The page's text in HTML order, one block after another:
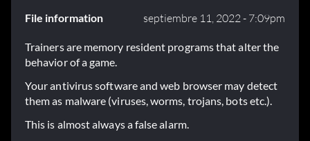
File information septiembre 11, 2022 - 7:09pm
Trainers are memory resident programs that alter the
behavior of a game.
Your antivirus software and web browser may detect
them as malware (viruses, worms, trojans, bots etc.).
This is almost always a false alarm.